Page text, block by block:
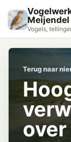
Meijendel
Vogels,
Terug naar